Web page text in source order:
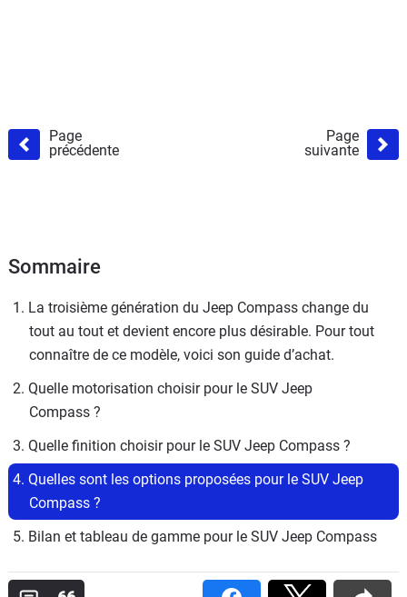
Page
précédente
Page
suivante
Sommaire
1. La troisième génération du Jeep Compass change du
tout au tout et devient encore plus désirable. Pour tout
connaître de ce modèle, voici son guide d’achat.
2. Quelle motorisation choisir pour le SUV Jeep
Compass ?
3. Quelle finition choisir pour le SUV Jeep Compass ?
4. Quelles sont les options proposées pour le SUV Jeep
Compass ?
5. Bilan et tableau de gamme pour le SUV Jeep Compass